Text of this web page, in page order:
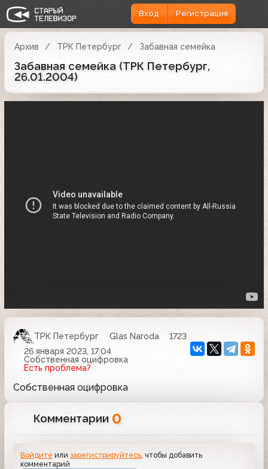
Вход Регистрация
Архив ТРК Петербург Забавная семейка
Забавная семейка (ТРК Петербург,
26.01.2004)
ТРК Петербург Glas Naroda
1723
26 января 2023, 17:04
Собственная оцифровка
Есть проблема?
Собственная оцифровка
Комментарии 0
Войдите илизарегистрируйтесь , чтобы добавить
комментарий